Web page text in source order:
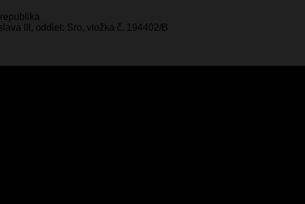
III, oddiel: Sro, vložka č. 194402/B